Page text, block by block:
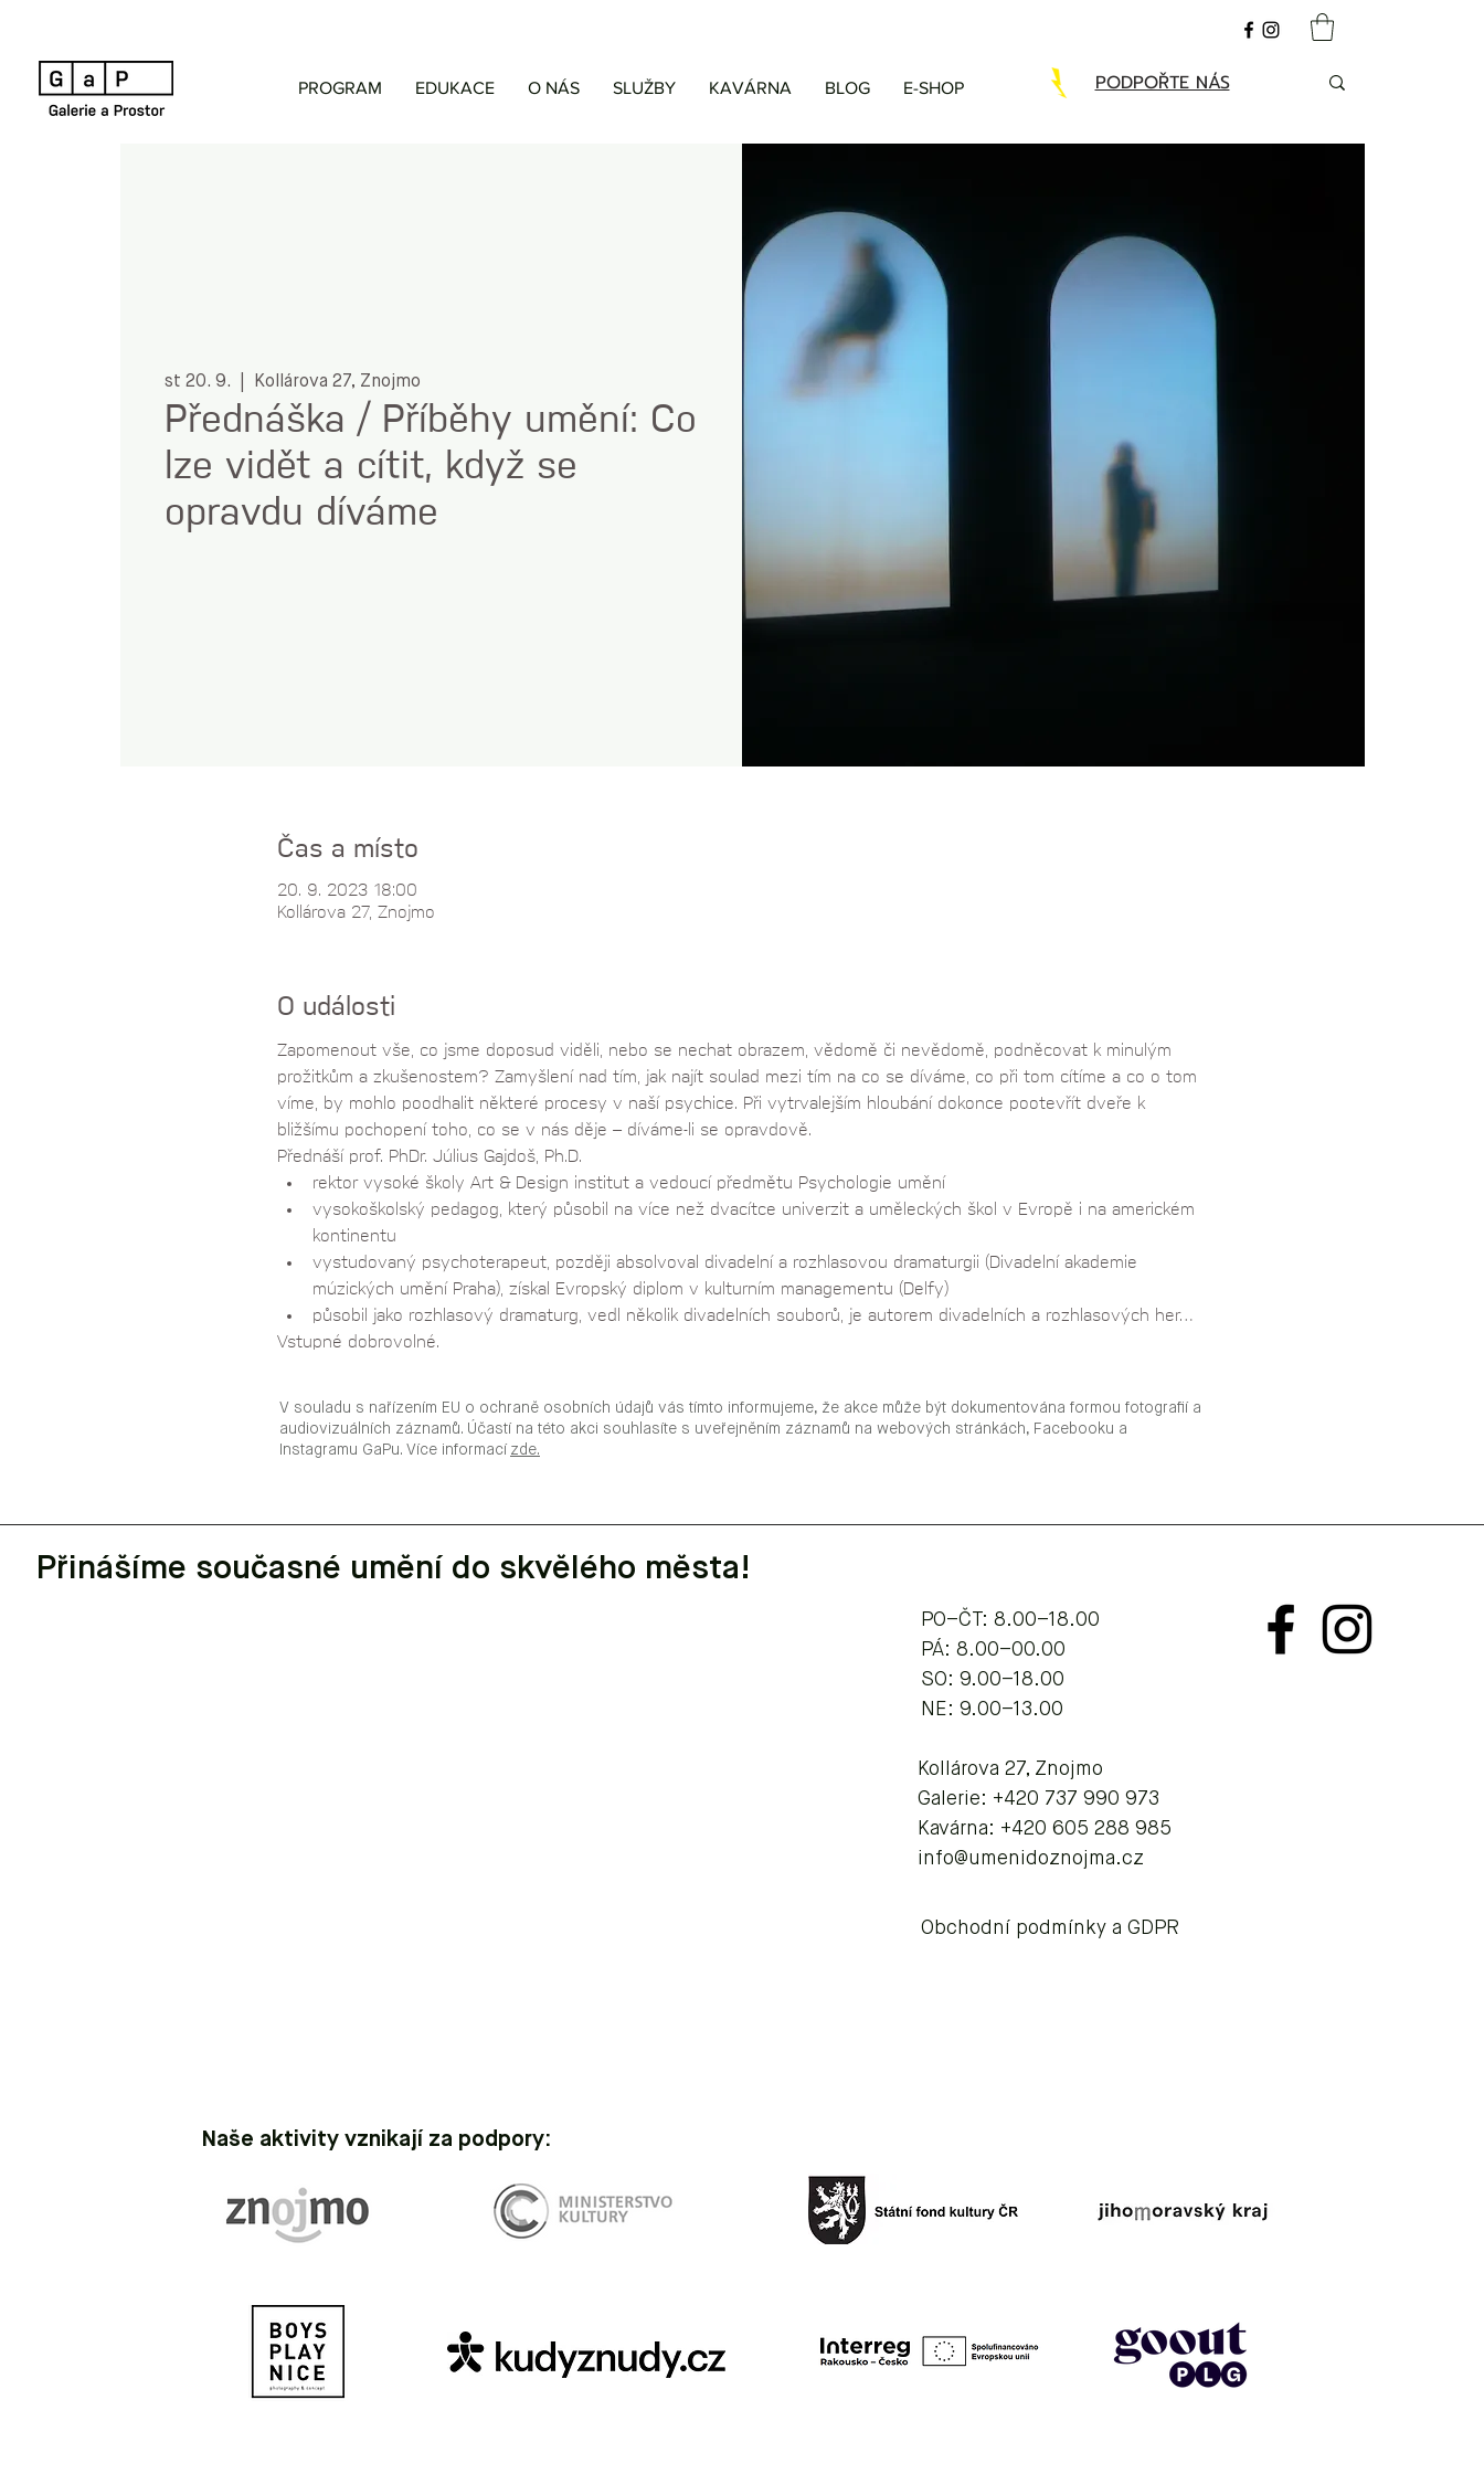
PROGRAM EDUKACE O NÁS SLUŽBY KAVÁRNA BLOG E-SHOP PODPOŘTE NÁS
st 20. 9. Kollárova 27, Znojmo
Přednáška / Příběhy umění: Co
lze vidět a cítit, když se
opravdu díváme
Čas a místo
20. 9. 2023 18:00
Kollárova 27, Znojmo
O události
Zapomenout vše, co jsme doposud viděli, nebo se nechat obrazem, vědomě či nevědomě, podněcovat k minulým
prožitkům a zkušenostem? Zamyšlení nad tím, jak najít soulad mezi tím na co se díváme, co při tom cítíme a co o tom
víme, by mohlo poodhalit některé procesy v naší psychice. Při vytrvalejším hloubání dokonce pootevřít dveře k
bližšímu pochopení toho, co se v nás děje – díváme-li se opravdově.
Přednáší prof. PhDr. Július Gajdoš, Ph.D.
rektor vysoké školy Art & Design institut a vedoucí předmětu Psychologie umění
vysokoškolský pedagog, který působil na více než dvacítce univerzit a uměleckých škol v Evropě i na americkém
kontinentu
vystudovaný psychoterapeut, později absolvoval divadelní a rozhlasovou dramaturgii (Divadelní akademie
múzických umění Praha), získal Evropský diplom v kulturním managementu (Delfy)
působil jako rozhlasový dramaturg, vedl několik divadelních souborů, je autorem divadelních a rozhlasových her…
Vstupné dobrovolné.
V souladu s nařízením EU o ochraně osobních údajů vás tímto informujeme, že akce může být dokumentována formou fotografií a
audiovizuálních záznamů. Účastí na této akci souhlasíte s uveřejněním záznamů na webových stránkách, Facebooku a
Instagramu GaPu. Více informací zde.
Přinášíme současné umění do skvělého města!
PO–ČT: 8.00–18.00
​​​PÁ: 8.00–00.00
SO: 9.00–18.00
NE: 9.00–13.00
Kollárova 27, Znojmo
Galerie: +420 737 990 973
Kavárna: +420 605 288 985
info@umenidoznojma.cz
Obchodní podmínky a GDPR
Naše aktivity vznikají za podpory: